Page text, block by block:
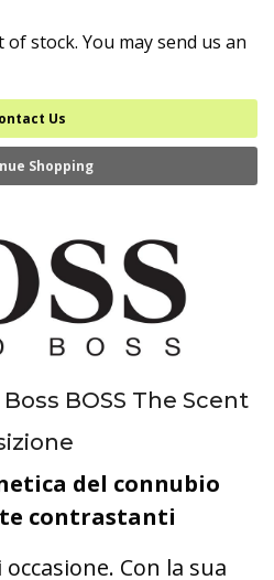
stock. You may send us an
Us
Shopping
BOSS The Scent
del connubio
contrastanti
Con la sua